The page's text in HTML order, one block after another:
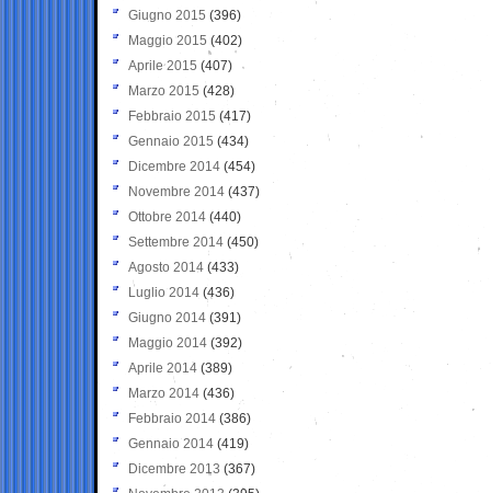
Giugno 2015 (396)
Maggio 2015 (402)
Aprile 2015 (407)
Marzo 2015 (428)
Febbraio 2015 (417)
Gennaio 2015 (434)
Dicembre 2014 (454)
Novembre 2014 (437)
Ottobre 2014 (440)
Settembre 2014 (450)
Agosto 2014 (433)
Luglio 2014 (436)
Giugno 2014 (391)
Maggio 2014 (392)
Aprile 2014 (389)
Marzo 2014 (436)
Febbraio 2014 (386)
Gennaio 2014 (419)
Dicembre 2013 (367)